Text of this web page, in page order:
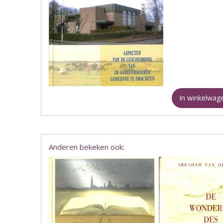
In
Anderen bekeken ook: